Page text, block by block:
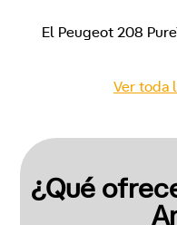
El Peugeot 208
Ver toda
¿Qué